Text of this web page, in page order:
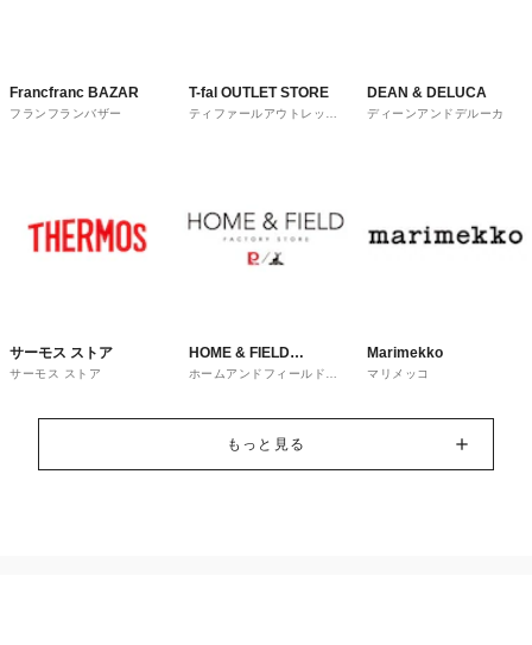
Francfranc BAZAR
フランフランバザー
T-fal OUTLET STORE
ティファールアウトレット
DEAN & DELUCA
ディーンアンドデルーカ
サーモス ストア
サーモス ストア
HOME & FIELD
FACTORY STORE
ホームアンドフィールドフ
Marimekko
マリメッコ
もっと見る